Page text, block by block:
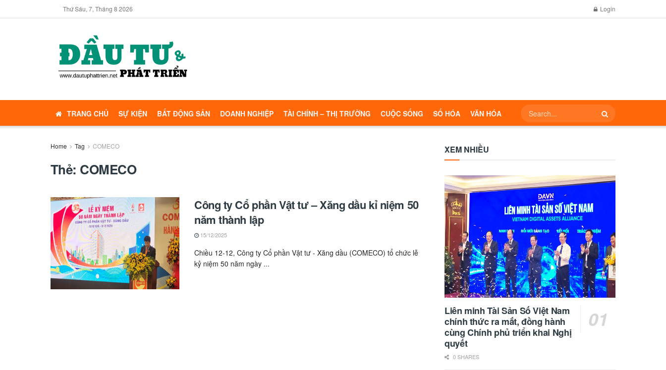
Thứ Sáu, 7, Tháng 8 2026 Login
TRANG CHỦ SỰ KIỆN BẤT ĐỘNG SẢN DOANH NGHIỆP TÀI CHÍNH – THỊ TRƯỜNG CUỘC SỐNG SỐ HÓA VĂN HÓA
Home Tag COMECO
Thẻ: COMECO
Công ty Cổ phần Vật tư – Xăng dầu kỉ niệm 50
năm thành lập
15/12/2025
Chiều 12-12, Công ty Cổ phần Vật tư - Xăng dầu (COMECO) tổ chức lễ
kỷ niệm 50 năm ngày ...
XEM NHIỀU
Liên minh Tài Sản Số Việt Nam
chính thức ra mắt, đồng hành
cùng Chính phủ triển khai Nghị
quyết
0 SHARES